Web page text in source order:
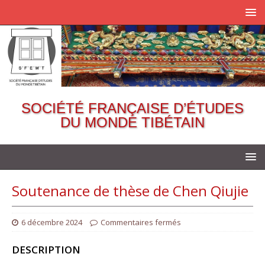
SOCIÉTÉ FRANÇAISE D’ÉTUDES
DU MONDE TIBÉTAIN
Soutenance de thèse de Chen Qiujie
6 décembre 2024 Commentaires fermés
DESCRIPTION